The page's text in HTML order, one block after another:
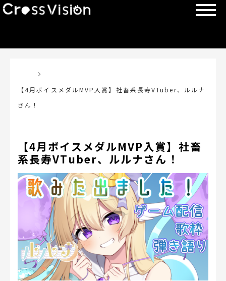
【4月ボイスメダルMVP入賞】社畜系長寿VTuber、ルルナ
さん！
【4月ボイスメダルMVP入賞】社畜
系長寿VTuber、ルルナさん！